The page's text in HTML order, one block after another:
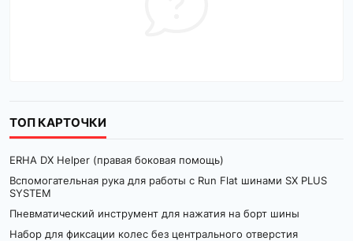
ТОП КАРТОЧКИ
ERHA DX Helper (правая боковая помощь)
Вспомогательная рука для работы с Run Flat шинами SX PLUS
SYSTEM
Пневматический инструмент для нажатия на борт шины
Набор для фиксации колес без центрального отверстия